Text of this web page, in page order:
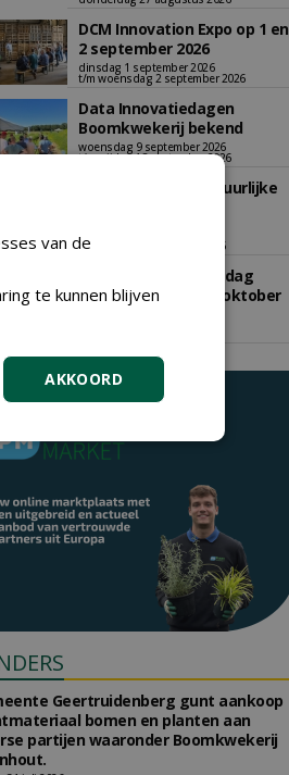
DCM Innovation Expo op 1 en
2 september 2026
dinsdag 1 september 2026
t/m woensdag 2 september 2026
Data Innovatiedagen
Boomkwekerij bekend
woensdag 9 september 2026
t/m vrijdag 18 september 2026
Kennismiddag: 'Natuurlijke
maandag 28 september 2026
Landelijke Jongerendag
Boomkwekerij op 9 oktober
Geertruidenberg gunt aankoop
bomen en planten aan
partijen waaronder Boomkwekerij
van de
te kunnen blijven
AKKOORD